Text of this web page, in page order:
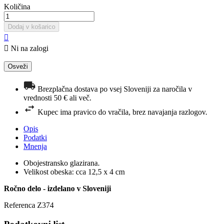
Količina
Dodaj v košarico

 Ni na zalogi
Brezplačna dostava po vsej Sloveniji za naročila v
vrednosti 50 € ali več.
Kupec ima pravico do vračila, brez navajanja razlogov.
Opis
Podatki
Mnenja
Obojestransko glazirana.
Velikost obeska: cca 12,5 x 4 cm
Ročno delo - izdelano v Sloveniji
Referenca Z374